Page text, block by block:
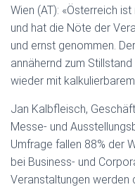
Wien (AT): «Österreich
und hat die Nöte der
und ernst genommen.
annähernd zum
wieder mit
Jan Kalbfleisch,
Messe- und
Umfrage fallen 88% der
bei Business- und
Veranstaltungen werden